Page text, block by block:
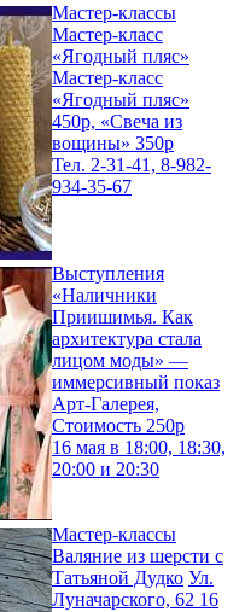
Мастер-классы
Мастер-класс
«Ягодный пляс»
Мастер-класс
«Ягодный пляс»
450р, «Свеча из
вощины» 350р
Тел. 2-31-41, 8-982-
934-35-67
Выступления
«Наличники
Приишимья. Как
архитектура стала
лицом моды» —
иммерсивный показ
Арт-Галерея,
Стоимость 250р
16 мая в 18:00, 18:30,
20:00 и 20:30
Мастер-классы
Валяние из шерсти с
Татьяной Дудко Ул.
Луначарского, 62 16